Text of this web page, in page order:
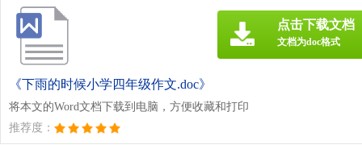
《下雨的时候小学四年级作文.doc》
将本文的Word文档下载到电脑，方便收藏和打印
推荐度：
点击下载文档
文档为doc格式